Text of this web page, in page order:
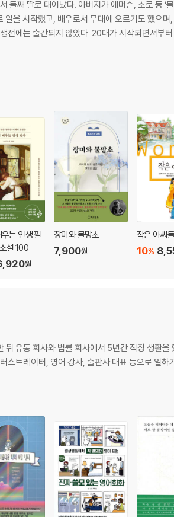
딸로 태어났다. 아버지가 에머슨, 소로 등 ‘물
을 시작했고, 배우로서 무대에 오르기도 했으
에는 출간되지 않았다. 20대가 시작되면서부
는 인생 필
설 100
원
장미와 물망초
7,900원
작은 아씨들
10%
유통 회사와 법률 회사에서 5년간 직장 생활
트레이터, 영어 강사, 출판사 대표 등으로 일하